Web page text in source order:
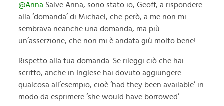
@Anna Salve Anna, sono stato io, Geoff, a rispondere
alla ‘domanda’ di Michael, che però, a me non mi
sembrava neanche una domanda, ma più
un’asserzione, che non mi è andata giù molto bene!
Rispetto alla tua domanda. Se rileggi ciò che hai
scritto, anche in Inglese hai dovuto aggiungere
qualcosa all’esempio, cioè ‘had they been available’ in
modo da esprimere ‘she would have borrowed’.